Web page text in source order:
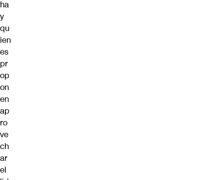
ha
y
qu
ien
es
pr
op
on
en
ap
ro
ve
ch
ar
el